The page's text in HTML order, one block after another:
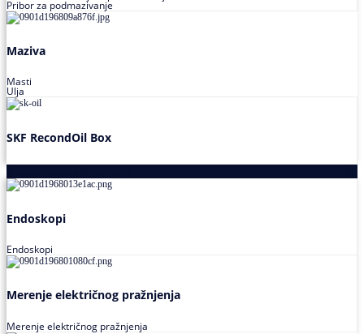
Pribor za podmazivanje
Maziva
Masti
Ulja
SKF RecondOil Box
Endoskopi
Endoskopi
Merenje električnog pražnjenja
Merenje električnog pražnjenja